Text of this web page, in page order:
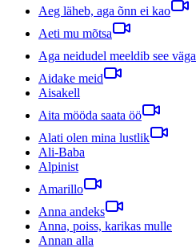
Aeg läheb, aga õnn ei kao
Aeti mu mõtsa
Aga neidudel meeldib see väga
Aidake meid
Aisakell
Aita mööda saata öö
Alati olen mina lustlik
Ali-Baba
Alpinist
Amarillo
Anna andeks
Anna, poiss, karikas mulle
Annan alla